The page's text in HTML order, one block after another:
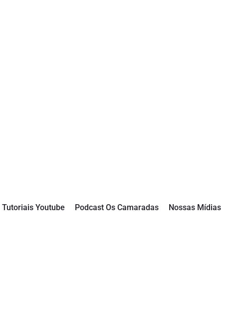
Tutoriais Youtube Podcast Os Camaradas Nossas Mídias